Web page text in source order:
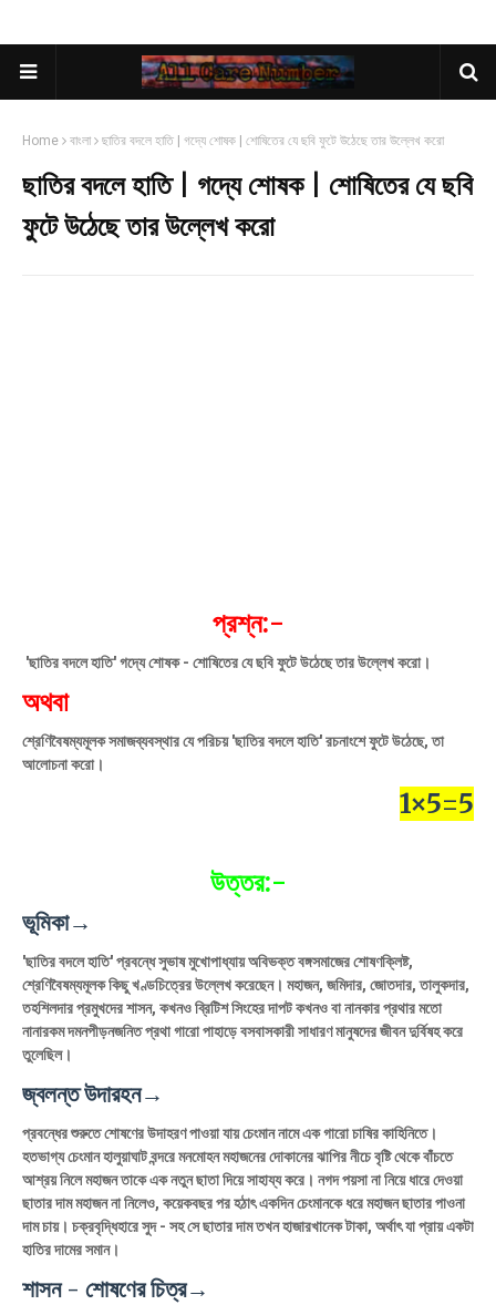
Home বাংলা ছাতির বদলে হাতি | গদ্যে শােষক | শােষিতের যে ছবি ফুটে উঠেছে তার উল্লেখ করাে
ছাতির বদলে হাতি | গদ্যে শােষক | শােষিতের যে ছবি
ফুটে উঠেছে তার উল্লেখ করাে
প্রশ্ন:-
'ছাতির বদলে হাতি' গদ্যে শােষক - শােষিতের যে ছবি ফুটে উঠেছে তার উল্লেখ করাে।
অথবা
শ্রেণিবৈষম্যমূলক সমাজব্যবস্থার যে পরিচয় 'ছাতির বদলে হাতি' রচনাংশে ফুটে উঠেছে, তা
আলােচনা করাে।
1×5=5
উত্তর:-
ভূমিকা→
'ছাতির বদলে হাতি' প্রবন্ধে সুভাষ মুখােপাধ্যায় অবিভক্ত বঙ্গসমাজের শােষণক্লিষ্ট,
শ্রেণিবৈষম্যমূলক কিছু খণ্ডচিত্রের উল্লেখ করেছেন। মহাজন, জমিদার, জোতদার, তালুকদার,
তহশিলদার প্রমুখদের শাসন, কখনও ব্রিটিশ সিংহের দাপট কখনও বা নানকার প্রথার মতাে
নানারকম দমনপীড়নজনিত প্রথা গারাে পাহাড়ে বসবাসকারী সাধারণ মানুষদের জীবন দুর্বিষহ করে
তুলেছিল।
জ্বলন্ত উদারহন→
প্রবন্ধের শুরুতে শােষণের উদাহরণ পাওয়া যায় চেংমান নামে এক গারাে চাষির কাহিনিতে।
হতভাগ্য চেংমান হালুয়াঘাট বন্দরে মনমােহন মহাজনের দোকানের ঝাপির নীচে বৃষ্টি থেকে বাঁচতে
আশ্রয় নিলে মহাজন তাকে এক নতুন ছাতা দিয়ে সাহায্য করে। নগদ পয়সা না নিয়ে ধারে দেওয়া
ছাতার দাম মহাজন না নিলেও, কয়েকবছর পর হঠাৎ একদিন চেংমানকে ধরে মহাজন ছাতার পাওনা
দাম চায়। চক্রবৃদ্ধিহারে সুদ - সহ সে ছাতার দাম তখন হাজারখানেক টাকা, অর্থাৎ যা প্রায় একটা
হাতির দামের সমান।
শাসন - শোষণের চিত্র→